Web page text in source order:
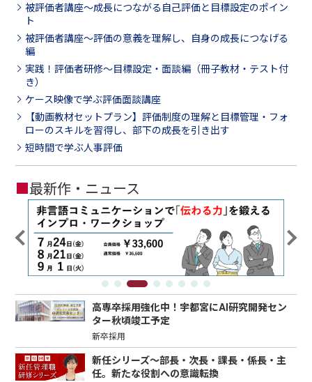
被評価者講座～成長につながる自己評価と目標設定のポイン
ト
被評価者講座～評価の意義を理解し、自身の成長につなげる
編
実践！評価者研修～目標設定・面談編（冊子教材・テスト付
き）
ケース映像で学ぶ評価面談講座
【動画教材セットプラン】評価制度の理解と目標管理・フォ
ローのスキルを習得し、部下の成長を引き出す
短時間で学ぶ人事評価
■最新作・ニュース
高専卒採用強化中！宇都宮にAI研究開発セン
ター秋頃竣工予定
新卒採用
新任シリーズ～部長・次長・課長・係長・主
任。新たな役割への意識転換